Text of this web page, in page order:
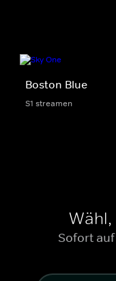
Boston Blue
S1 streamen
Sofort